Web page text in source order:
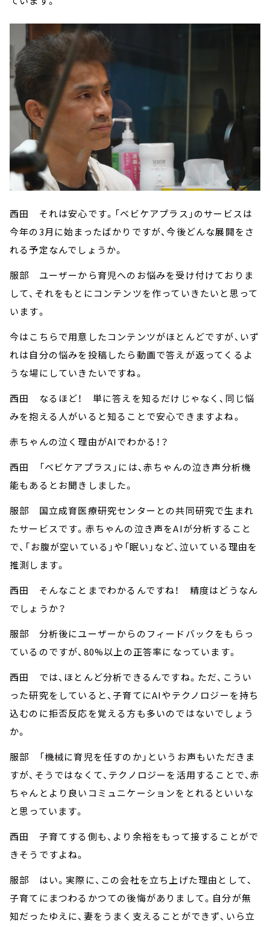
西田 それは安心です。「ベビケアプラス」のサービスは
今年の3月に始まったばかりですが、今後どんな展開をさ
れる予定なんでしょうか。
服部 ユーザーから育児へのお悩みを受け付けておりま
して、それをもとにコンテンツを作っていきたいと思って
います。
今はこちらで用意したコンテンツがほとんどですが、いず
れは自分の悩みを投稿したら動画で答えが返ってくるよ
うな場にしていきたいですね。
西田 なるほど！ 単に答えを知るだけじゃなく、同じ悩
みを抱える人がいると知ることで安心できますよね。
赤ちゃんの泣く理由がAIでわかる！？
西田 「ベビケアプラス」には、赤ちゃんの泣き声分析機
能もあるとお聞きしました。
服部 国立成育医療研究センターとの共同研究で生まれ
たサービスです。赤ちゃんの泣き声をAIが分析すること
で、「お腹が空いている」や「眠い」など、泣いている理由を
推測します。
西田 そんなことまでわかるんですね！ 精度はどうなん
でしょうか？
服部 分析後にユーザーからのフィードバックをもらっ
ているのですが、80%以上の正答率になっています。
西田 では、ほとんど分析できるんですね。ただ、こうい
った研究をしていると、子育てにAIやテクノロジーを持ち
込むのに拒否反応を覚える方も多いのではないでしょう
か。
服部 「機械に育児を任すのか」というお声もいただきま
すが、そうではなくて、テクノロジーを活用することで、赤
ちゃんとより良いコミュニケーションをとれるといいな
と思っています。
西田 子育てする側も、より余裕をもって接することがで
きそうですよね。
服部 はい。実際に、この会社を立ち上げた理由として、
子育てにまつわるかつての後悔がありまして。自分が無
知だったゆえに、妻をうまく支えることができず、いら立